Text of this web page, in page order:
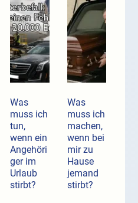
Was
muss ich
tun,
wenn ein
Angehöri
ger im
Urlaub
stirbt?
Was
muss ich
machen,
wenn bei
mir zu
Hause
jemand
stirbt?